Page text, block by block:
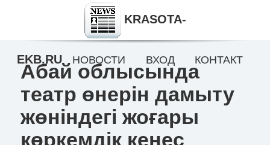
Абай облысында
театр өнерін дамыту
жөніндегі жоғары
көркемдік кеңес
KRASOTA-
EKB.RU НОВОСТИ ВХОД КОНТАКТ